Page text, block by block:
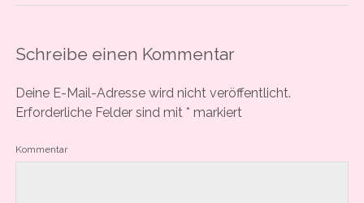
Schreibe einen Kommentar
Deine E-Mail-Adresse wird nicht veröffentlicht.
Erforderliche Felder sind mit * markiert
Kommentar